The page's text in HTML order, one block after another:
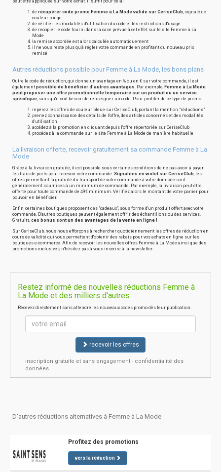
peut être appliquée sur votre achat. Il suffit pour cela :
de récupérer code promo Femme à La Mode valide sur CeriseClub, signalé de
couleur rouge
de vérifier les modalités d'utilisation du code et les restrictions d'usage
de recopier le code fourni dans la case prévue à cet effet sur le site Femme à La
Mode
la remise accordée est alors calculée automatiquement
il ne vous reste plus qu'à régler votre commande en profitant du nouveau prix
remisé
Autres réductions possible pour Femme à La Mode, les bons plans
Outre le code de réduction, qui donne un avantage en % ou en € sur votre commande, il est
également possible de bénéficier d'autres avantages. Par exemple, Femme à La Mode
peut proposer une offre promotionnelle temporaire sur un produit ou un service
spécifique, sans qu'il soit besoin de renseigner un code. Pour profiter de ce type de promo :
repérez les offres de couleur bleue sur CeriseClub, portant la mention "réductions"
prenez connaissance des détails de l'offre, des articles concernés et des modalités
d'utilisation
accédez à la promotion en cliquant depuis l'offre répertoriée sur CeriseClub
procédez à la commande sur le site Femme à La Mode de manière habituelle
La livraison offerte, recevoir gratuitement sa commande Femme à La
Mode
Grâce à la livraison gratuite, il est possible sous certaines conditions de ne pas avoir à payer
les frais de ports pour recevoir votre commande. Signalées en violet sur CeriseClub, les
offres permettant la gratuité du transport de votre commande à votre domicile sont
généralement soumises à un minimum de commande. Par exemple, la livraison peut être
offerte pour toute commande de 49€ minimum. Vérifiez alors le montant de votre panier pour
pouvoir en bénéficier.
Enfin, certaines boutiques proposent des "cadeaux", sous forme d'un produit offert avec votre
commande. D'autres boutiques peuvent également offrir des échantillons ou des services.
Gratuits, ces bonus sont un des avantages de la vente en ligne !
Sur CeriseClub, nous nous efforçons à rechercher quotidiennement les offres de réduction en
cours de validité qui vous permettent d'obtenir des rabais pour vos achats en ligne sur les
boutiques e-commerce. Afin de recevoir les nouvelles offres Femme à La Mode ainsi que des
promotions exclusives, n'hésitez pas à vous inscrire à la newsletter.
Restez informé des nouvelles réductions Femme à
La Mode et des milliers d'autres
Recevez directement sans attendre les nouveaux codes promo dès leur publication.
recevoir les offres
inscription gratuite et sans engagement - confidentialité des
données
D'autres réductions alternatives à Femme à La Mode
Profitez des promotions
vers la réduction